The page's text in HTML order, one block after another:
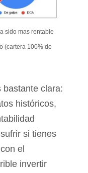
sido mas rentable
(cartera 100% de
bastante clara:
históricos,
si tienes
el
invertir